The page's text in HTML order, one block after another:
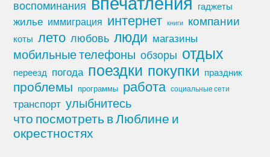
воспоминания гаджеты
жилье иммиграция интернет книги компании
коты лето любовь люди магазины
мобильные телефоны обзоры отдых
переезд погода поездки покупки праздник
проблемы программы работа социальные сети
транспорт улыбнитесь
что посмотреть в Люблине и
окрестностях